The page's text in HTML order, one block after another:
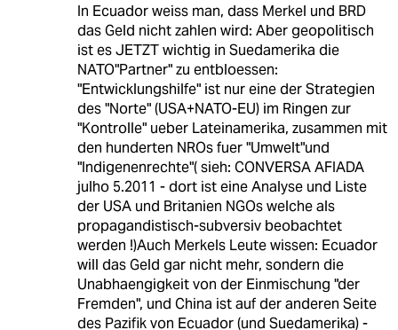
In Ecuador weiss man, dass Merkel und BRD
das Geld nicht zahlen wird: Aber geopolitisch
ist es JETZT wichtig in Suedamerika die
NATO"Partner" zu entbloessen:
"Entwicklungshilfe" ist nur eine der Strategien
des "Norte" (USA+NATO-EU) im Ringen zur
"Kontrolle" ueber Lateinamerika, zusammen mit
den hunderten NROs fuer "Umwelt"und
"Indigenenrechte"( sieh: CONVERSA AFIADA
julho 5.2011 - dort ist eine Analyse und Liste
der USA und Britanien NGOs welche als
propagandistisch-subversiv beobachtet
werden !)Auch Merkels Leute wissen: Ecuador
will das Geld gar nicht mehr, sondern die
Unabhaengigkeit von der Einmischung "der
Fremden", und China ist auf der anderen Seite
des Pazifik von Ecuador (und Suedamerika) -